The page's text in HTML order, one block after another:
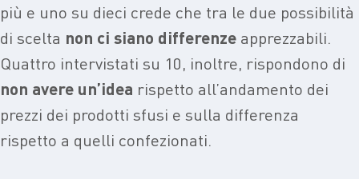
più e uno su dieci crede che tra le due possibilità
di scelta non ci siano differenze apprezzabili.
Quattro intervistati su 10, inoltre, rispondono di
non avere un’idea rispetto all’andamento dei
prezzi dei prodotti sfusi e sulla differenza
rispetto a quelli confezionati.